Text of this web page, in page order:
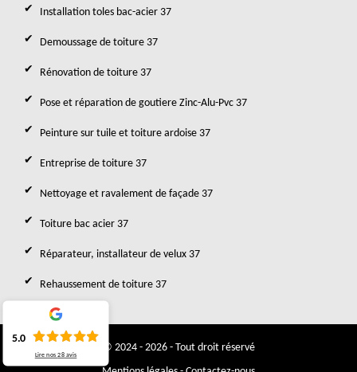
Installation toles bac-acier 37
Demoussage de toiture 37
Rénovation de toiture 37
Pose et réparation de goutiere Zinc-Alu-Pvc 37
Peinture sur tuile et toiture ardoise 37
Entreprise de toiture 37
Nettoyage et ravalement de façade 37
Toiture bac acier 37
Réparateur, installateur de velux 37
Rehaussement de toiture 37
© 2024 - 2026 - Tout droit réservé
5.0
Lire nos28 avis